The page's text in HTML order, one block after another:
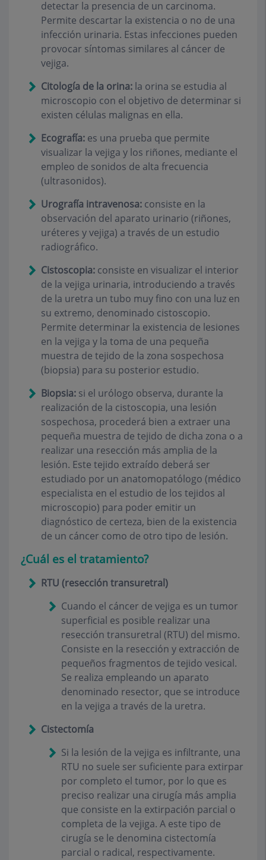
detectar la presencia de un carcinoma.
Permite descartar la existencia o no de una
infección urinaria. Estas infecciones pueden
provocar síntomas similares al cáncer de
vejiga.
Citología de la orina: la orina se estudia al
microscopio con el objetivo de determinar si
existen células malignas en ella.
Ecografía: es una prueba que permite
visualizar la vejiga y los riñones, mediante el
empleo de sonidos de alta frecuencia
(ultrasonidos).
Urografía intravenosa: consiste en la
observación del aparato urinario (riñones,
uréteres y vejiga) a través de un estudio
radiográfico.
Cistoscopia: consiste en visualizar el interior
de la vejiga urinaria, introduciendo a través
de la uretra un tubo muy fino con una luz en
su extremo, denominado cistoscopio.
Permite determinar la existencia de lesiones
en la vejiga y la toma de una pequeña
muestra de tejido de la zona sospechosa
(biopsia) para su posterior estudio.
Biopsia: si el urólogo observa, durante la
realización de la cistoscopia, una lesión
sospechosa, procederá bien a extraer una
pequeña muestra de tejido de dicha zona o a
realizar una resección más amplia de la
lesión. Este tejido extraído deberá ser
estudiado por un anatomopatólogo (médico
especialista en el estudio de los tejidos al
microscopio) para poder emitir un
diagnóstico de certeza, bien de la existencia
de un cáncer como de otro tipo de lesión.
¿Cuál es el tratamiento?
RTU (resección transuretral)
Cuando el cáncer de vejiga es un tumor
superficial es posible realizar una
resección transuretral (RTU) del mismo.
Consiste en la resección y extracción de
pequeños fragmentos de tejido vesical.
Se realiza empleando un aparato
denominado resector, que se introduce
en la vejiga a través de la uretra.
Cistectomía
Si la lesión de la vejiga es infiltrante, una
RTU no suele ser suficiente para extirpar
por completo el tumor, por lo que es
preciso realizar una cirugía más amplia
que consiste en la extirpación parcial o
completa de la vejiga. A este tipo de
cirugía se le denomina cistectomía
parcial o radical, respectivamente.